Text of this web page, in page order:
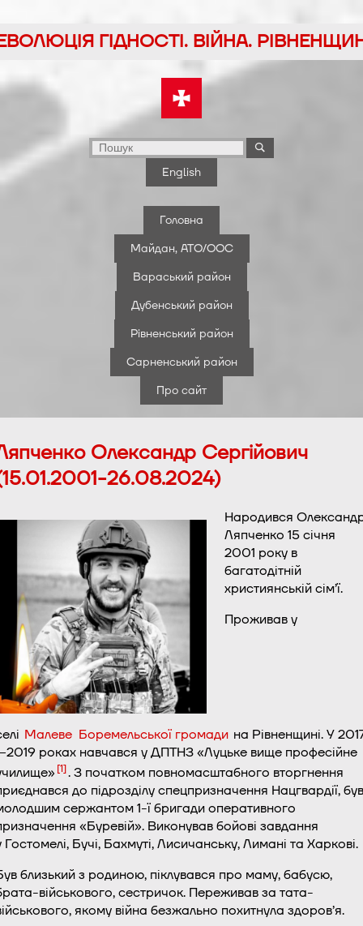
ГІДНОСТІ. ВІЙНА.
English
Головна
Майдан, АТО/ООС
Вараський район
Дубенський район
Рівненський район
Сарненський район
Про сайт
Олександр Сергійович
26.08.2024)
Народився
Ляпченко 15 січня
2001 року в
багатодітній
християнській сім’ї.
Проживав у
Малеве Боремельської громади на Рівненщині. У
роках навчався у ДПТНЗ «Луцьке вище професійне
[1]. З початком повномасштабного вторгнення
до підрозділу спецпризначення Нацгвардії, був
сержантом 1-ї бригади оперативного
«Буревій». Виконував бойові завдання
Гостомелі, Бучі, Бахмуті, Лисичанську, Лимані та Харкові.
близький з родиною, піклувався про маму, бабусю,
військового, сестричок. Переживав за тата-
якому війна безжально похитнула здоров’я.